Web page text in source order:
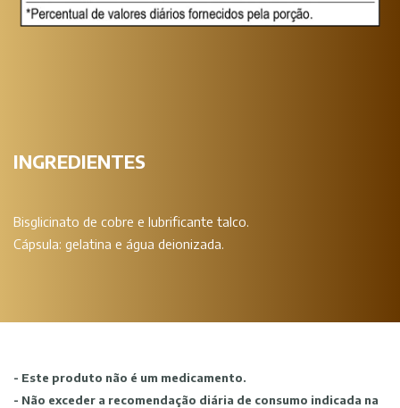
INGREDIENTES
Bisglicinato de cobre e lubrificante talco.
Cápsula: gelatina e água deionizada.
- Este produto não é um medicamento.
- Não exceder a recomendação diária de consumo indicada na